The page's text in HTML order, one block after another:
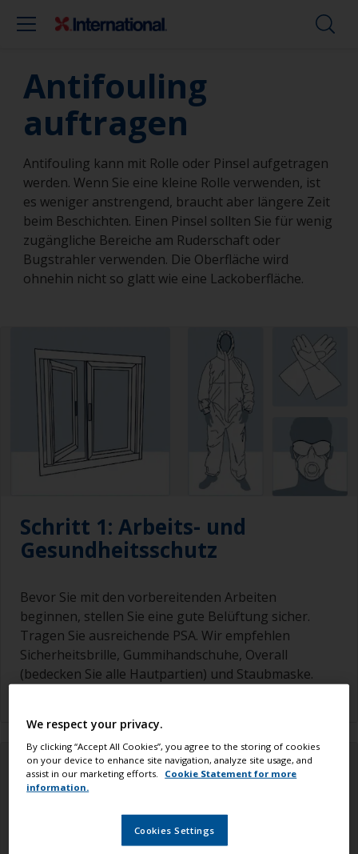
Antifouling
auftragen
Antifouling kann mit Rolle oder Pinsel aufgetragen
werden. Wenn Sie eine kleine Rolle verwenden, ist
es weniger anstrengend, braucht aber längere Zeit
beim Beschichten. Einen Pinsel sollten Sie für wenig
zugängliche Bereiche am Ruderschaft oder
Bugstrahler verwenden. Die Oberfläche wird
ohnehin nicht so glatt wie eine Lackoberfläche.
Schritt 1: Arbeits- und
Gesundheitsschutz
Bevor Sie mit den vorbereitenden Arbeiten
beginnen, stellen Sie eine gute Belüftung sicher.
Tragen Sie ausreichende PSA. Wir empfehlen
Sicherheitsbrille, Gummihandschuhe, Overall
(bedecken Sie alle Hautpartien) und Staubmaske.
We respect your privacy.
By clicking “Accept All Cookies”, you agree to the storing of cookies
on your device to enhance site navigation, analyze site usage, and
assist in our marketing efforts.
Cookie Statement for more
information.
Cookies Settings